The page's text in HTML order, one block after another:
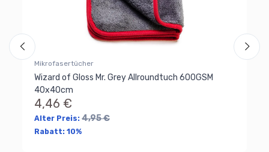
Mikrofasertücher
Wizard of Gloss Mr. Grey Allroundtuch 600GSM
40x40cm
4,46 €
Alter Preis: 4,95 €
Rabatt: 10%